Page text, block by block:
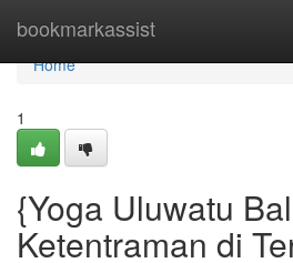
bookmarkassist
Home
Home
1
{Yoga Uluwatu
Ketentraman di